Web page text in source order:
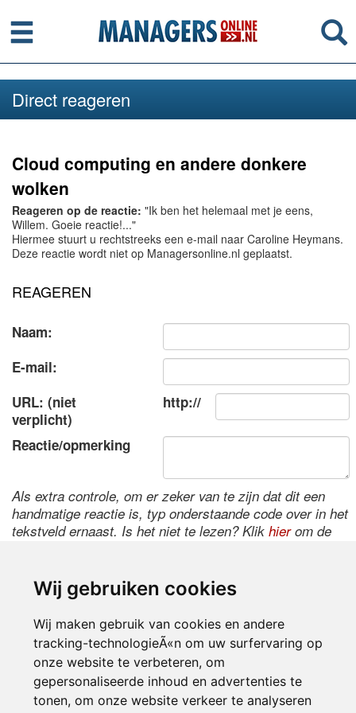
Wij gebruiken cookies
Wij maken gebruik van cookies en andere
tracking-technologieÃ«n om uw surfervaring op
onze website te verbeteren, om
gepersonaliseerde inhoud en advertenties te
tonen, om onze website verkeer te analyseren
Menu
Direct reageren
Cloud computing en andere donkere
wolken
Reageren op de reactie: "Ik ben het helemaal met je eens,
Willem. Goeie reactie!..."
Hiermee stuurt u rechtstreeks een e-mail naar Caroline Heymans.
Deze reactie wordt niet op Managersonline.nl geplaatst.
REAGEREN
Naam:
E-mail:
URL: (niet
verplicht)
http://
Reactie/opmerking
Als extra controle, om er zeker van te zijn dat dit een
handmatige reactie is, typ onderstaande code over in het
tekstveld ernaast. Is het niet te lezen? Klik hierom de